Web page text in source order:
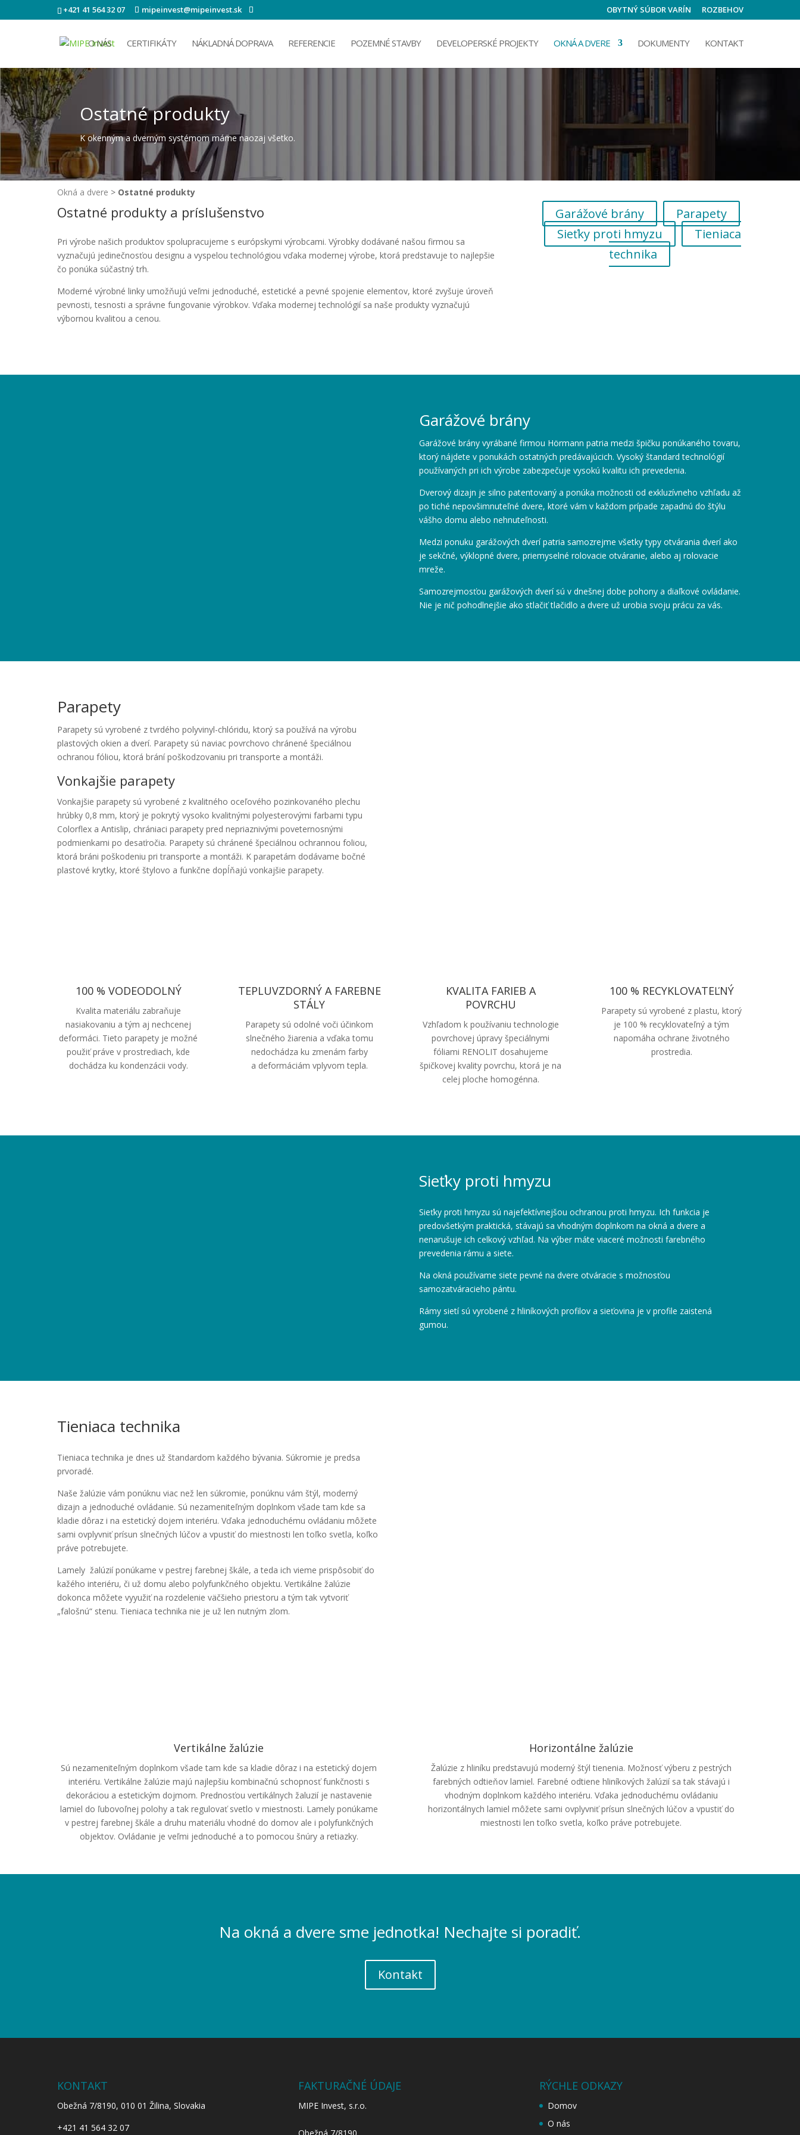
+421 41 564 32 07 mipeinvest@mipeinvest.sk OBYTNÝ SÚBOR VARÍN ROZBEHOV
O NÁS CERTIFIKÁTY NÁKLADNÁ DOPRAVA REFERENCIE POZEMNÉ STAVBY DEVELOPERSKÉ PROJEKTY OKNÁ A DVERE DOKUMENTY KONTAKT
Ostatné produkty
K okenným a dverným systémom máme naozaj všetko.
Okná a dvere > Ostatné produkty
Ostatné produkty a príslušenstvo
Pri výrobe našich produktov spolupracujeme s európskymi výrobcami. Výrobky dodávané našou firmou sa
vyznačujú jedinečnosťou designu a vyspelou technológiou vďaka modernej výrobe, ktorá predstavuje to najlepšie
čo ponúka súčastný trh.
Moderné výrobné linky umožňujú veľmi jednoduché, estetické a pevné spojenie elementov, ktoré zvyšuje úroveň
pevnosti, tesnosti a správne fungovanie výrobkov. Vďaka modernej technológií sa naše produkty vyznačujú
výbornou kvalitou a cenou.
Garážové brány
Parapety
Sieťky proti hmyzu
Tieniaca
technika
Garážové brány
Garážové brány vyrábané firmou Hörmann patria medzi špičku ponúkaného tovaru,
ktorý nájdete v ponukách ostatných predávajúcich. Vysoký štandard technológií
používaných pri ich výrobe zabezpečuje vysokú kvalitu ich prevedenia.
Dverový dizajn je silno patentovaný a ponúka možnosti od exkluzívneho vzhľadu až
po tiché nepovšimnuteľné dvere, ktoré vám v každom prípade zapadnú do štýlu
vášho domu alebo nehnuteľnosti.
Medzi ponuku garážových dverí patria samozrejme všetky typy otvárania dverí ako
je sekčné, výklopné dvere, priemyselné rolovacie otváranie, alebo aj rolovacie
mreže.
Samozrejmosťou garážových dverí sú v dnešnej dobe pohony a diaľkové ovládanie.
Nie je nič pohodlnejšie ako stlačiť tlačidlo a dvere už urobia svoju prácu za vás.
Parapety
Parapety sú vyrobené z tvrdého polyvinyl-chlóridu, ktorý sa používá na výrobu
plastových okien a dverí. Parapety sú naviac povrchovo chránené špeciálnou
ochranou fóliou, ktorá brání poškodzovaniu pri transporte a montáži.
Vonkajšie parapety
Vonkajšie parapety sú vyrobené z kvalitného oceľového pozinkovaného plechu
hrúbky 0,8 mm, ktorý je pokrytý vysoko kvalitnými polyesterovými farbami typu
Colorflex a Antislip, chrániaci parapety pred nepriaznivými poveternosnými
podmienkami po desaťročia. Parapety sú chránené špeciálnou ochrannou foliou,
ktorá bráni poškodeniu pri transporte a montáži. K parapetám dodávame bočné
plastové krytky, ktoré štylovo a funkčne dopĺňajú vonkajšie parapety.
100 % VODEODOLNÝ
Kvalita materiálu zabraňuje
nasiakovaniu a tým aj nechcenej
deformáci. Tieto parapety je možné
použiť práve v prostrediach, kde
dochádza ku kondenzácii vody.
TEPLUVZDORNÝ A FAREBNE
STÁLY
Parapety sú odolné voči účinkom
slnečného žiarenia a vďaka tomu
nedochádza ku zmenám farby
a deformáciám vplyvom tepla.
KVALITA FARIEB A
POVRCHU
Vzhľadom k používaniu technologie
povrchovej úpravy špeciálnymi
fóliami RENOLIT dosahujeme
špičkovej kvality povrchu, ktorá je na
celej ploche homogénna.
100 % RECYKLOVATEĽNÝ
Parapety sú vyrobené z plastu, ktorý
je 100 % recyklovateľný a tým
napomáha ochrane životného
prostredia.
Sieťky proti hmyzu
Sieťky proti hmyzu sú najefektívnejšou ochranou proti hmyzu. Ich funkcia je
predovšetkým praktická, stávajú sa vhodným doplnkom na okná a dvere a
nenarušuje ich celkový vzhľad. Na výber máte viaceré možnosti farebného
prevedenia rámu a siete.
Na okná používame siete pevné na dvere otváracie s možnosťou
samozatváracieho pántu.
Rámy sietí sú vyrobené z hliníkových profilov a sieťovina je v profile zaistená
gumou.
Tieniaca technika
Tieniaca technika je dnes už štandardom každého bývania. Súkromie je predsa
prvoradé.
Naše žalúzie vám ponúknu viac než len súkromie, ponúknu vám štýl, moderný
dizajn a jednoduché ovládanie. Sú nezameniteľným doplnkom všade tam kde sa
kladie dôraz i na estetický dojem interiéru. Vďaka jednoduchému ovládaniu môžete
sami ovplyvniť prísun slnečných lúčov a vpustiť do miestnosti len toľko svetla, koľko
práve potrebujete.
Lamely žalúzií ponúkame v pestrej farebnej škále, a teda ich vieme prispôsobiť do
kažého interiéru, či už domu alebo polyfunkčného objektu. Vertikálne žalúzie
dokonca môžete vyyužiť na rozdelenie väčšieho priestoru a tým tak vytvoriť
„falošnú“ stenu. Tieniaca technika nie je už len nutným zlom.
Vertikálne žalúzie
Sú nezameniteľným doplnkom všade tam kde sa kladie dôraz i na estetický dojem
interiéru. Vertikálne žalúzie majú najlepšiu kombinačnú schopnosť funkčnosti s
dekoráciou a estetickým dojmom. Prednosťou vertikálnych žaluzií je nastavenie
lamiel do ľubovoľnej polohy a tak regulovať svetlo v miestnosti. Lamely ponúkame
v pestrej farebnej škále a druhu materiálu vhodné do domov ale i polyfunkčných
objektov. Ovládanie je veľmi jednoduché a to pomocou šnúry a retiazky.
Horizontálne žalúzie
Žalúzie z hliníku predstavujú moderný štýl tienenia. Možnosť výberu z pestrých
farebných odtieňov lamiel. Farebné odtiene hliníkových žalúzií sa tak stávajú i
vhodným doplnkom každého interiéru. Vďaka jednoduchému ovládaniu
horizontálnych lamiel môžete sami ovplyvniť prísun slnečných lúčov a vpustiť do
miestnosti len toľko svetla, koľko práve potrebujete.
Na okná a dvere sme jednotka! Nechajte si poradiť.
Kontakt
KONTAKT
Obežná 7/8190, 010 01 Žilina, Slovakia
+421 41 564 32 07
FAKTURAČNÉ ÚDAJE
MIPE Invest, s.r.o.
RÝCHLE ODKAZY
Domov
O nás